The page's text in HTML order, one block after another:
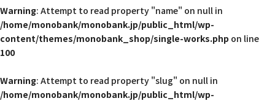
Warning: Attempt to read property "name" on null in
/home/monobank/monobank.jp/public_html/wp-
content/themes/monobank_shop/single-works.php on line
100
Warning: Attempt to read property "slug" on null in
/home/monobank/monobank.jp/public_html/wp-